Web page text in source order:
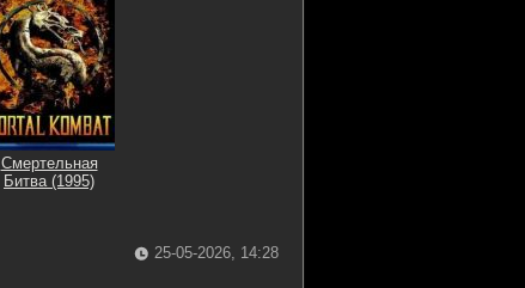
Смертельная
Битва (1995)
25-05-2026, 14:28